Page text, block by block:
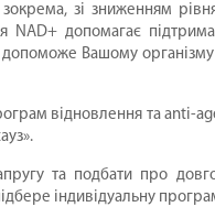
зокрема, зі зниженням
NAD+ допомагає
Вашому
відновлення та anti-
та подбати про
індивідуальну